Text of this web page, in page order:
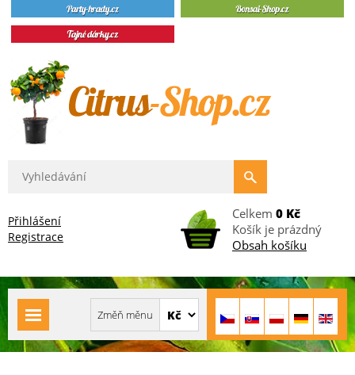
Přihlášení
Registrace
Celkem 0 Kč
Košík je prázdný
Obsah košíku